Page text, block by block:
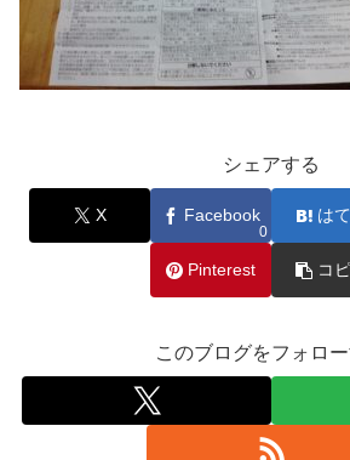
シェアする
X Facebook
0
は
Pinterest コ
このブログをフォロ